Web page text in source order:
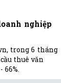
nghiệp
trong 6 tháng
thuê văn